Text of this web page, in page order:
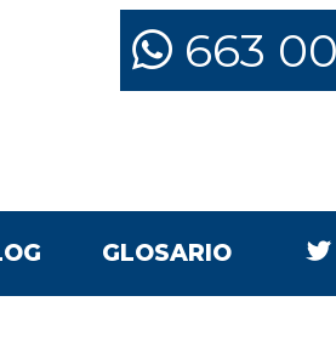
663
GLOSARIO